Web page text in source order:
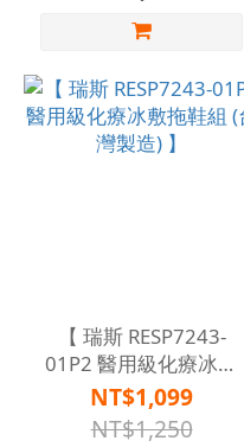
【 瑞斯 RESP7243-
01P2 醫用級化療冰敷
NT$1,099
NT$1,250